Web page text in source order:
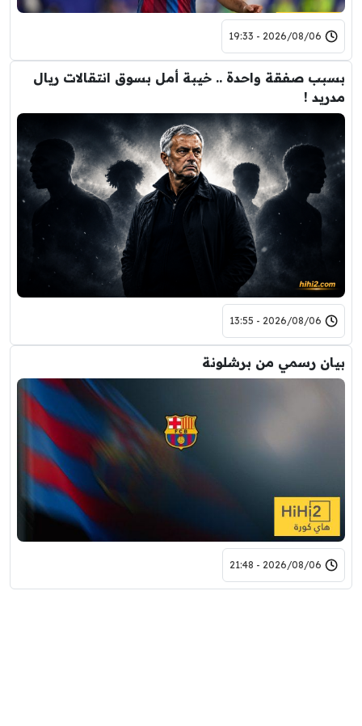
2026/08/06 - 19:33
بسبب صفقة واحدة .. خيبة أمل بسوق انتقالات ريال
مدريد !
2026/08/06 - 13:55
بيان رسمي من برشلونة
2026/08/06 - 21:48